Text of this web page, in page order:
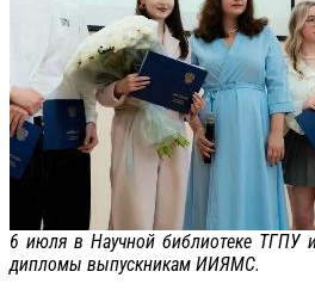
6 июля в Научной библиотеке ТГПУ
дипломы выпускникам ИИЯМС.